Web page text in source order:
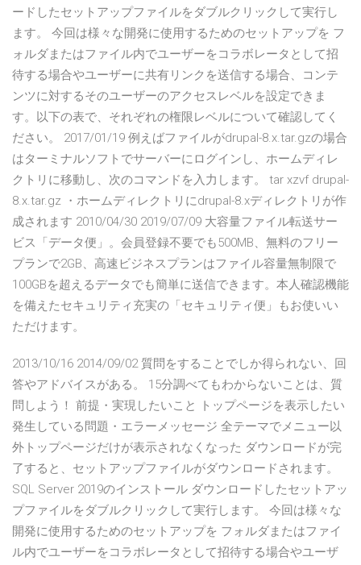
ードしたセットアップファイルをダブルクリックして実行し
ます。 今回は様々な開発に使用するためのセットアップを フ
ォルダまたはファイル内でユーザーをコラボレータとして招
待する場合やユーザーに共有リンクを送信する場合、コンテ
ンツに対するそのユーザーのアクセスレベルを設定できま
す。以下の表で、それぞれの権限レベルについて確認してく
ださい。 2017/01/19 例えばファイルがdrupal-8.x.tar.gzの場合
はターミナルソフトでサーバーにログインし、ホームディレ
クトリに移動し、次のコマンドを入力します。 tar xzvf drupal-
8.x.tar.gz ・ホームディレクトリにdrupal-8.xディレクトリが作
成されます 2010/04/30 2019/07/09 大容量ファイル転送サー
ビス「データ便」。会員登録不要でも500MB、無料のフリー
プランで2GB、高速ビジネスプランはファイル容量無制限で
100GBを超えるデータでも簡単に送信できます。本人確認機能
を備えたセキュリティ充実の「セキュリティ便」もお使いい
ただけます。
2013/10/16 2014/09/02 質問をすることでしか得られない、回
答やアドバイスがある。 15分調べてもわからないことは、質
問しよう！ 前提・実現したいこと トップページを表示したい
発生している問題・エラーメッセージ 全テーマでメニュー以
外トップページだけが表示されなくなった ダウンロードが完
了すると、セットアップファイルがダウンロードされます。
SQL Server 2019のインストール ダウンロードしたセットアッ
プファイルをダブルクリックして実行します。 今回は様々な
開発に使用するためのセットアップを フォルダまたはファイ
ル内でユーザーをコラボレータとして招待する場合やユーザ